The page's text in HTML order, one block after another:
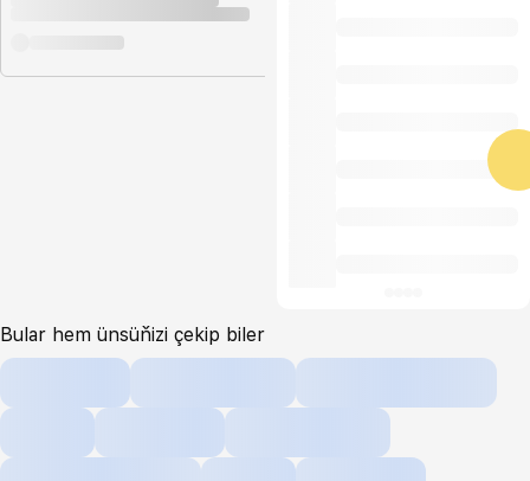
Bular hem ünsüňizi çekip biler